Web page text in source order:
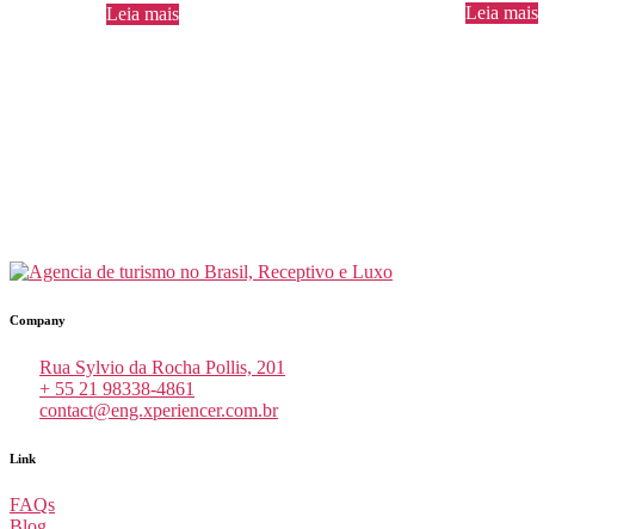
Leia mais Leia mais
Company
Rua Sylvio da Rocha Pollis, 201
+ 55 21 98338-4861
contact@eng.xperiencer.com.br
Link
FAQs